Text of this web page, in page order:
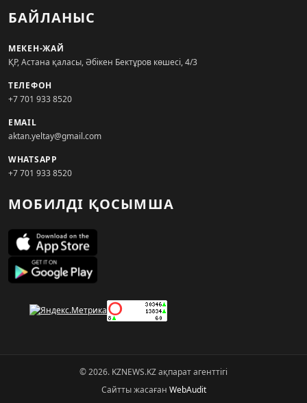
БАЙЛАНЫС
МЕКЕН-ЖАЙ
ҚР, Астана қаласы, Әбікен Бектұров көшесі, 4/3
ТЕЛЕФОН
+7 701 933 8520
EMAIL
aktan.yeltay@gmail.com
WHATSAPP
+7 701 933 8520
МОБИЛДІ ҚОСЫМША
© 2026. KZNEWS.KZ ақпарат агенттігі
Сайтты жасаған WebAudit